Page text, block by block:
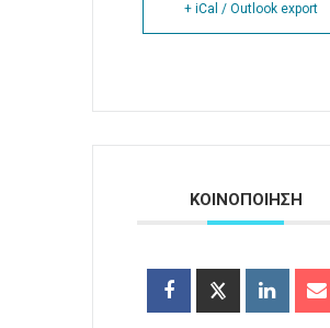
+ iCal / Outlook export
ΚΟΙΝΟΠΟΙΗΣΗ